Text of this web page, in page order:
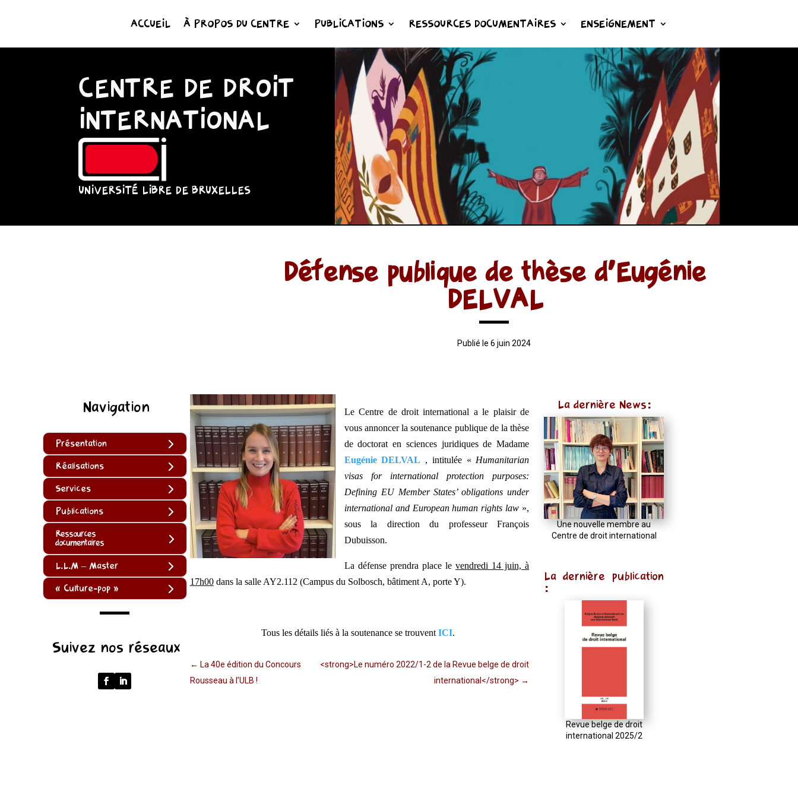
ACCUEIL À PROPOS DU CENTRE PUBLICATIONS RESSOURCES DOCUMENTAIRES ENSEIGNEMENT
CENTRE DE DROIT
INTERNATIONAL
UNIVERSITÉ LIBRE DE BRUXELLES
Défense publique de thèse d’Eugénie
DELVAL
Publié le 6 juin 2024
Navigation
Présentation
Réalisations
Services
Publications
Ressources
documentaires
L.L.M – Master
« Culture-pop »
Suivez nos réseaux
Le Centre de droit international a le plaisir de
vous annoncer la soutenance publique de la thèse
de doctorat en sciences juridiques de Madame
Eugénie DELVAL , intitulée « Humanitarian
visas for international protection purposes:
Defining EU Member States’ obligations under
international and European human rights law »,
sous la direction du professeur François
Dubuisson.
La défense prendra place levendredi 14 juin, à
17h00dans la salle AY2.112 (Campus du Solbosch, bâtiment A, porte Y).
Tous les détails liés à la soutenance se trouventICI.
← La 40e édition du Concours
Rousseau à l’ULB !
<strong>Le numéro 2022/1-2 de la Revue belge de droit
international</strong> →
La dernière News:
Une nouvelle membre au
Centre de droit international
La dernière publication
:
Revue belge de droit
international 2025/2